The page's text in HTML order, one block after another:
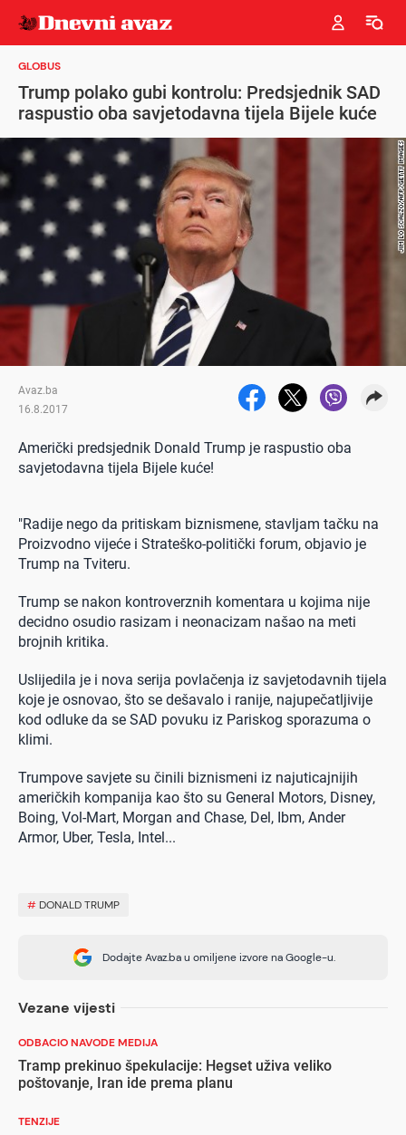
GLOBUS
Trump polako gubi kontrolu: Predsjednik SAD
raspustio oba savjetodavna tijela Bijele kuće
Avaz.ba
16.8.2017
Američki predsjednik Donald Trump je raspustio oba
savjetodavna tijela Bijele kuće!
"Radije nego da pritiskam biznismene, stavljam tačku na
Proizvodno vijeće i Strateško-politički forum, objavio je
Trump na Tviteru.
Trump se nakon kontroverznih komentara u kojima nije
decidno osudio rasizam i neonacizam našao na meti
brojnih kritika.
Uslijedila je i nova serija povlačenja iz savjetodavnih tijela
koje je osnovao, što se dešavalo i ranije, najupečatljivije
kod odluke da se SAD povuku iz Pariskog sporazuma o
klimi.
Trumpove savjete su činili biznismeni iz najuticajnijih
američkih kompanija kao što su General Motors, Disney,
Boing, Vol-Mart, Morgan and Chase, Del, Ibm, Ander
Armor, Uber, Tesla, Intel...
# DONALD TRUMP
Dodajte Avaz.ba u omiljene izvore na Google-u.
Vezane vijesti
ODBACIO NAVODE MEDIJA
Tramp prekinuo špekulacije: Hegset uživa veliko
poštovanje, Iran ide prema planu
TENZIJE